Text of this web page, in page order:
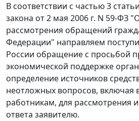
В соответствии с частью 3
закона от 2 мая 2006 г. N 59-ФЗ
рассмотрения обращений
Федерации" направляем
России обращение с просьбой
экономической поддержке
определение источников
неотложных вопросов, включая
работникам, для рассмотрения
ответа заявителю.